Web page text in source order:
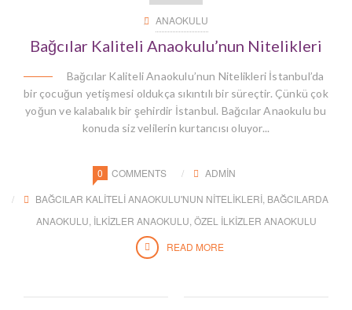
ANAOKULU
Bağcılar Kaliteli Anaokulu’nun Nitelikleri
Bağcılar Kaliteli Anaokulu’nun Nitelikleri İstanbul’da
bir çocuğun yetişmesi oldukça sıkıntılı bir süreçtir. Çünkü çok
yoğun ve kalabalık bir şehirdir İstanbul. Bağcılar Anaokulu bu
konuda siz velilerin kurtarıcısı oluyor...
0 COMMENTS
ADMIN
BAĞCILAR KALITELI ANAOKULU'NUN NITELIKLERI BAĞCILARDA
ANAOKULU ILKIZLER ANAOKULU ÖZEL İLKIZLER ANAOKULU
READ MORE